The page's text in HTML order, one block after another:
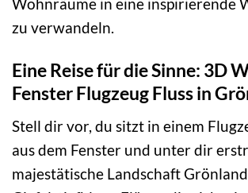
zu verwandeln.
Eine Reise für die Sinne: 3D
Fenster Flugzeug Fluss in
Stell dir vor, du sitzt in einem
aus dem Fenster und unter dir
majestätische Landschaft